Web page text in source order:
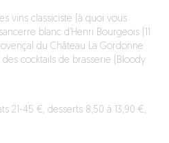
vins classiciste (à quoi vous
blanc d’Henri Bourgeois (11
du Château La Gordonne
cocktails de brasserie (Bloody
21-45 €, desserts 8,50 à 13,90 €,